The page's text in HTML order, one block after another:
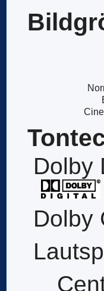
Dolby
Dolby